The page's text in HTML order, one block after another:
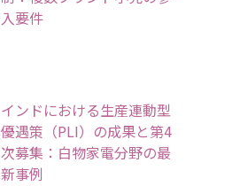
入要件
インドにおける生産連動型
優遇策（PLI）の成果と第4
次募集：白物家電分野の最
新事例